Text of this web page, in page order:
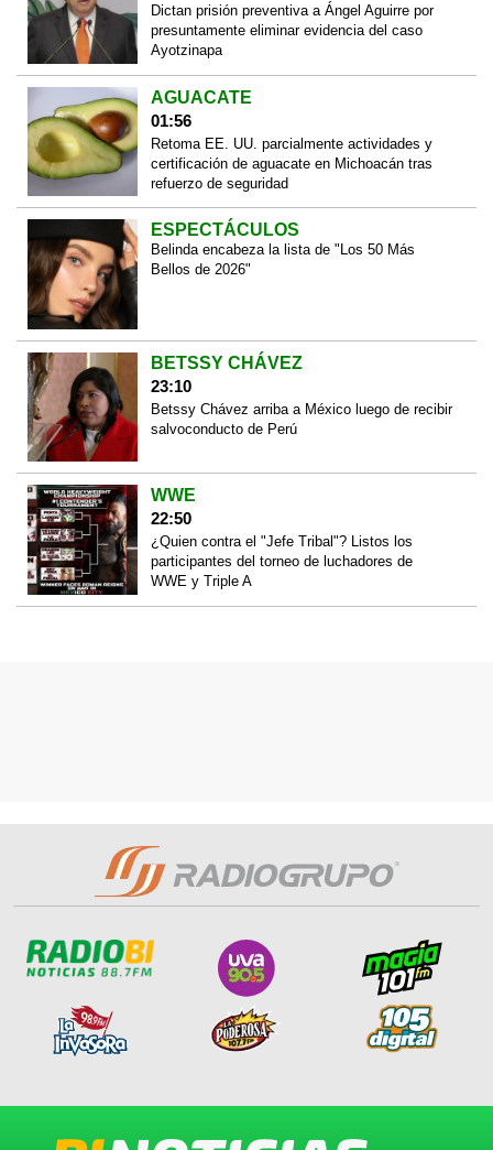
Dictan prisión preventiva a Ángel Aguirre por
presuntamente eliminar evidencia del caso
Ayotzinapa
AGUACATE
01:56
Retoma EE. UU. parcialmente actividades y
certificación de aguacate en Michoacán tras
refuerzo de seguridad
ESPECTÁCULOS
Belinda encabeza la lista de "Los 50 Más
Bellos de 2026"
BETSSY CHÁVEZ
23:10
Betssy Chávez arriba a México luego de recibir
salvoconducto de Perú
WWE
22:50
¿Quien contra el "Jefe Tribal"? Listos los
participantes del torneo de luchadores de
WWE y Triple A